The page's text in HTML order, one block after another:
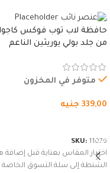
حافظة لاب توب فوكس
من جلد بولي يوريثين الناعم
وسوستة.
متوفر في المخزون
339,00 جنيه
SKU: 11076
اختيار المقاس بعناية قبل إضافة
الشنطة إلى سلة التسوق الخاصة